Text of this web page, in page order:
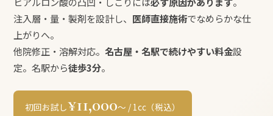
注入層・量・製剤を設計し、 医師直接施術でなめらかな仕
上がりへ。
他院修正・溶解対応。 名古屋・名駅で続けやすい料金設
定。名駅から徒歩3分。
初回お試し¥11,000〜 / 1cc（税込）